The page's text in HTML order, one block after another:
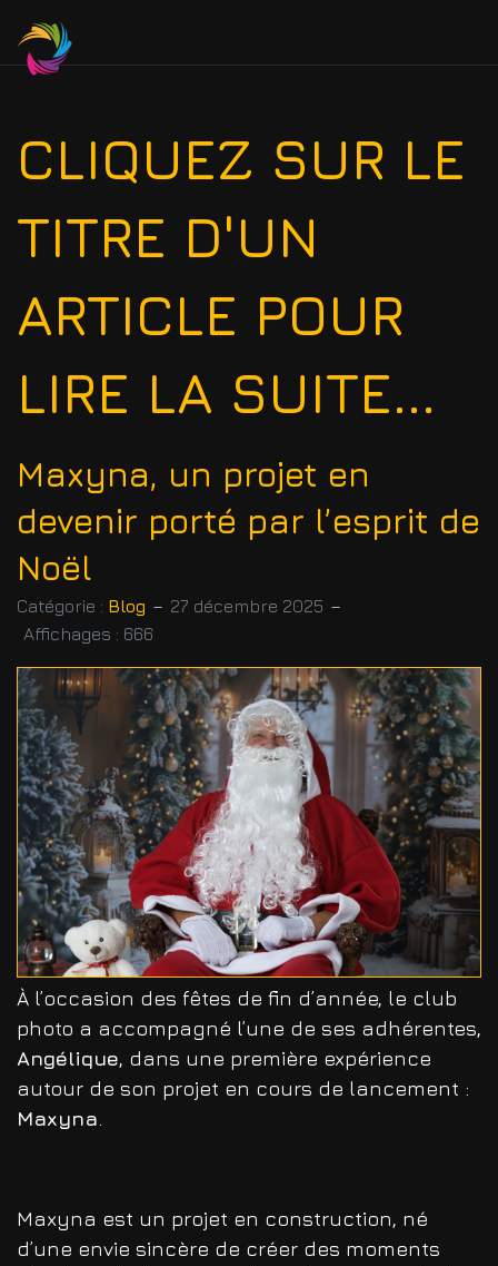
CLIQUEZ SUR LE
TITRE D'UN
ARTICLE POUR
LIRE LA SUITE...
Maxyna, un projet en
devenir porté par l’esprit de
Noël
Catégorie : Blog
27 décembre 2025
Affichages : 666
À l’occasion des fêtes de fin d’année, le club
photo a accompagné l’une de ses adhérentes,
Angélique, dans une première expérience
autour de son projet en cours de lancement :
Maxyna.
Maxyna est un projet en construction, né
d’une envie sincère de créer des moments